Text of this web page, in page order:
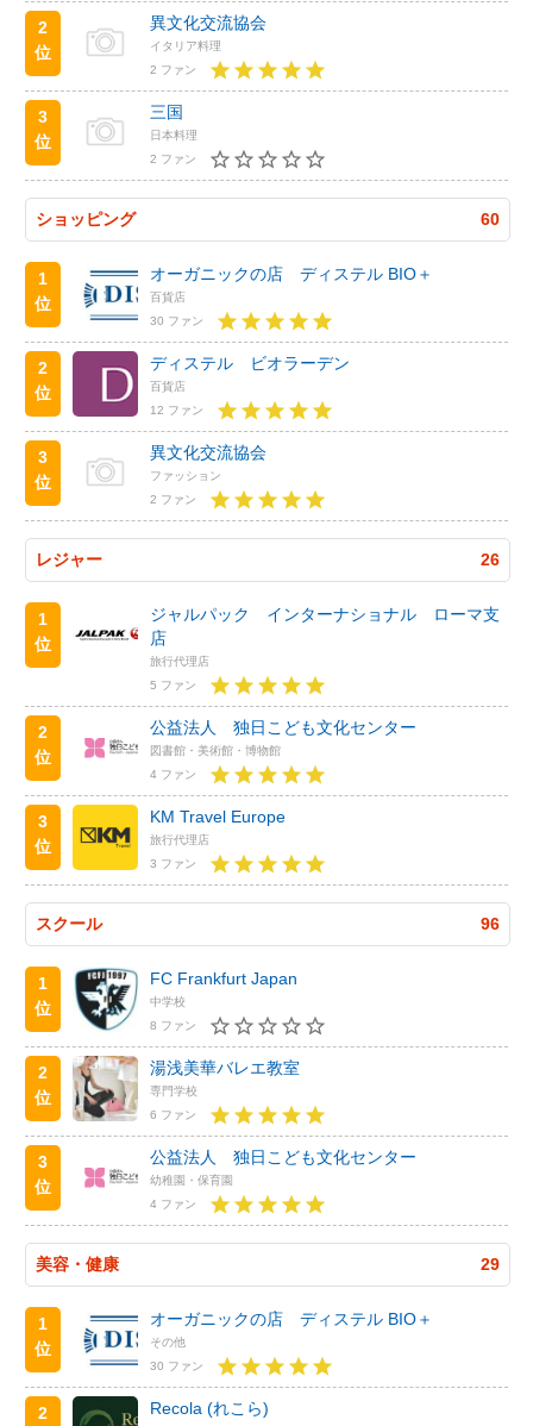
2
位
異文化交流協会
イタリア料理
2 ファン
3
位
三国
日本料理
2 ファン
ショッピング 60
1
位
オーガニックの店 ディステル BIO＋
百貨店
30 ファン
2
位
ディステル ビオラーデン
百貨店
12 ファン
3
位
異文化交流協会
ファッション
2 ファン
レジャー 26
1
位
ジャルパック インターナショナル ローマ支
店
旅行代理店
5 ファン
2
位
公益法人 独日こども文化センター
図書館・美術館・博物館
4 ファン
3
位
KM Travel Europe
旅行代理店
3 ファン
スクール 96
1
位
FC Frankfurt Japan
中学校
8 ファン
2
位
湯浅美華バレエ教室
専門学校
6 ファン
3
位
公益法人 独日こども文化センター
幼稚園・保育園
4 ファン
美容・健康 29
1
位
オーガニックの店 ディステル BIO＋
その他
30 ファン
2 Recola (れこら)